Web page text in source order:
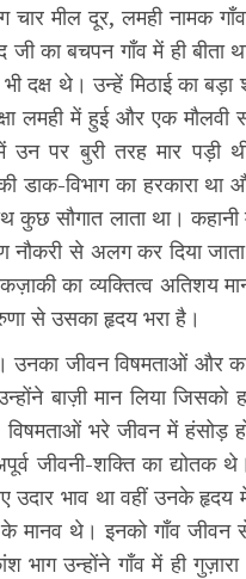
मील दूर, लमही नामक
का बचपन गाँव में ही बीता
थे। उन्हें मिठाई का बड़ा
लमही में हुई और एक मौलवी
पर बुरी तरह मार पड़ी
विभाग का हरकारा था
कुछ सौगात लाता था।
नौकरी से अलग कर दिया
का व्यक्तित्व अतिशय
से उसका हृदय भरा है।
जीवन विषमताओं और
बाज़ी मान लिया जिसको
भरे जीवन में हंसोड़
जीवनी-शक्ति का द्योतक
भाव था वहीं उनके हृदय में
मानव थे। इनको गाँव जीवन
उन्होंने गाँव में ही